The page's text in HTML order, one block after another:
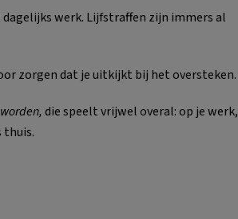
werk. Lijfstraffen zijn immers al
zorgen dat je uitkijkt bij het oversteken.
die speelt vrijwel overal: op je werk,
thuis.